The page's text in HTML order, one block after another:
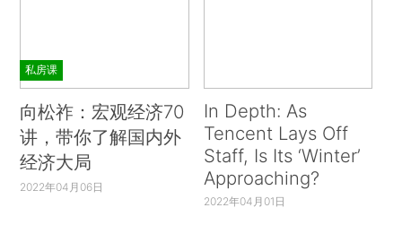
私房课
向松祚：宏观经济70
讲，带你了解国内外
经济大局
2022年04月06日
In Depth: As
Tencent Lays Off
Staff, Is Its ‘Winter’
Approaching?
2022年04月01日